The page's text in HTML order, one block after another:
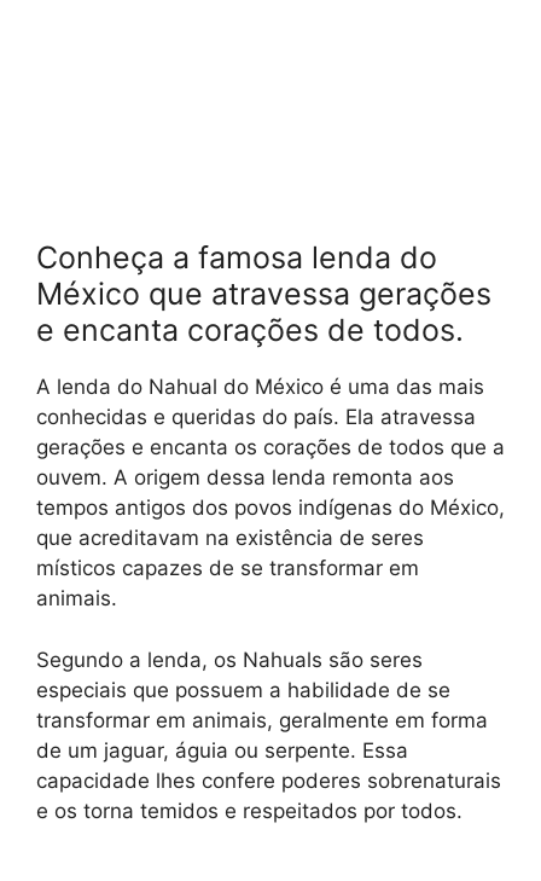
Conheça a famosa lenda do
México que atravessa gerações
e encanta corações de todos.
A lenda do Nahual do México é uma das mais
conhecidas e queridas do país. Ela atravessa
gerações e encanta os corações de todos que a
ouvem. A origem dessa lenda remonta aos
tempos antigos dos povos indígenas do México,
que acreditavam na existência de seres
místicos capazes de se transformar em
animais.
Segundo a lenda, os Nahuals são seres
especiais que possuem a habilidade de se
transformar em animais, geralmente em forma
de um jaguar, águia ou serpente. Essa
capacidade lhes confere poderes sobrenaturais
e os torna temidos e respeitados por todos.